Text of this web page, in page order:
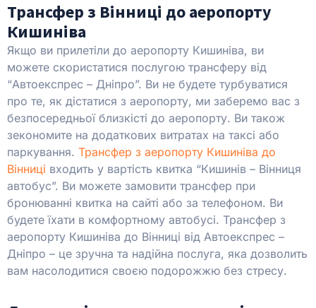
Трансфер з Вінниці до аеропорту
Кишиніва
Якщо ви прилетіли до аеропорту Кишиніва, ви
можете скористатися послугою трансферу від
“Автоекспрес – Дніпро”. Ви не будете турбуватися
про те, як дістатися з аеропорту, ми заберемо вас з
безпосередньої близкісті до аеропорту. Ви також
зекономите на додаткових витратах на таксі або
паркування. Трансфер з аеропорту Кишиніва до
Вінниці входить у вартість квитка “Кишинів – Вінниця
автобус”. Ви можете замовити трансфер при
бронюванні квитка на сайті або за телефоном. Ви
будете їхати в комфортному автобусі. Трансфер з
аеропорту Кишиніва до Вінниці від Автоекспрес –
Дніпро – це зручна та надійна послуга, яка дозволить
вам насолодитися своєю подорожжю без стресу.